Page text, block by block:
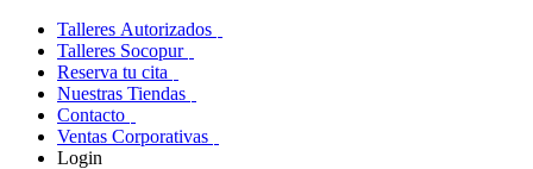
Talleres Autorizados
Talleres Socopur
Reserva tu cita
Nuestras Tiendas
Contacto
Ventas Corporativas
Login